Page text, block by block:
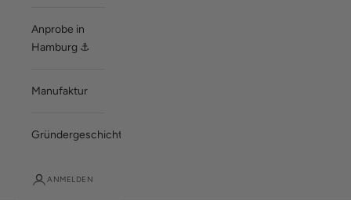
Anprobe in
Hamburg ⚓
Manufaktur
Gründergeschichte
ANMELDEN